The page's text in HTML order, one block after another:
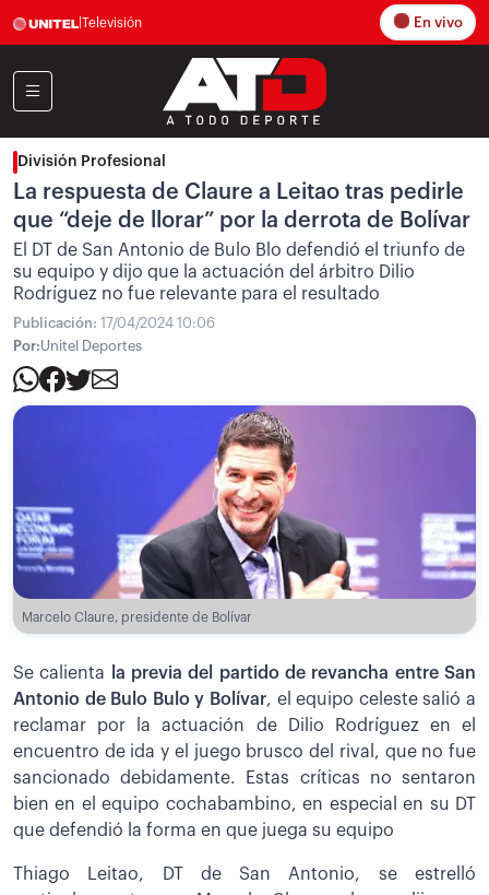
Televisión En vivo
División Profesional
La respuesta de Claure a Leitao tras pedirle
que “deje de llorar” por la derrota de Bolívar
El DT de San Antonio de Bulo Blo defendió el triunfo de
su equipo y dijo que la actuación del árbitro Dilio
Rodríguez no fue relevante para el resultado
Publicación: 17/04/2024 10:06
Por:Unitel Deportes
Marcelo Claure, presidente de Bolívar
Se calienta la previa del partido de revancha entre San
Antonio de Bulo Bulo y Bolívar, el equipo celeste salió a
reclamar por la actuación de Dilio Rodríguez en el
encuentro de ida y el juego brusco del rival, que no fue
sancionado debidamente. Estas críticas no sentaron
bien en el equipo cochabambino, en especial en su DT
que defendió la forma en que juega su equipo
Thiago Leitao, DT de San Antonio, se estrelló